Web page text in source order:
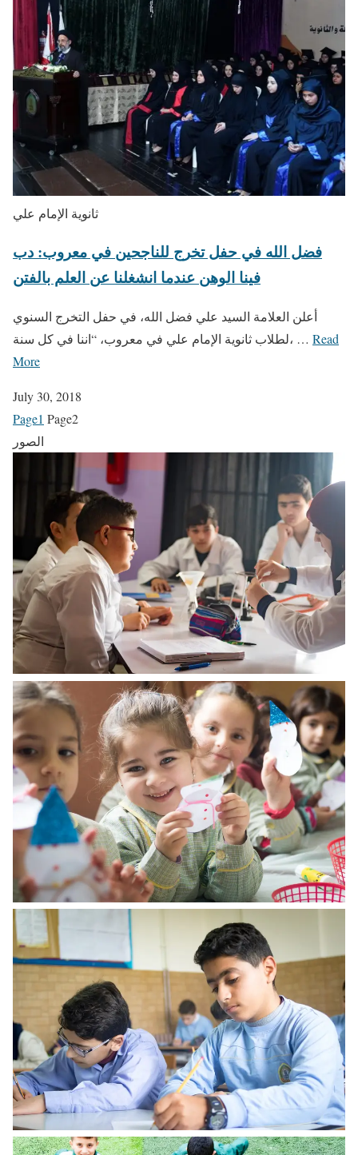
ثانوية الإمام علي
فضل الله في حفل تخرج للناجحين في معروب: دب
فينا الوهن عندما انشغلنا عن العلم بالفتن
أعلن العلامة السيد علي فضل الله، في حفل التخرج السنوي
لطلاب ثانوية الإمام علي في معروب، “اننا في كل سنة، … Read
More
July 30, 2018
Page1 Page2
الصور